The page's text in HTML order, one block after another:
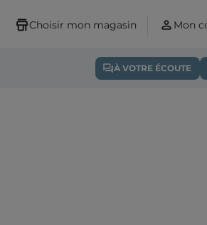
Choisir mon magasin Mon
À VOTRE ÉCOUTE